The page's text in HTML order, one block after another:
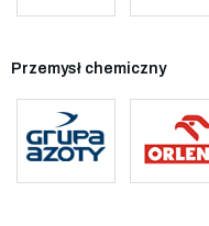
Przemysł chemiczny